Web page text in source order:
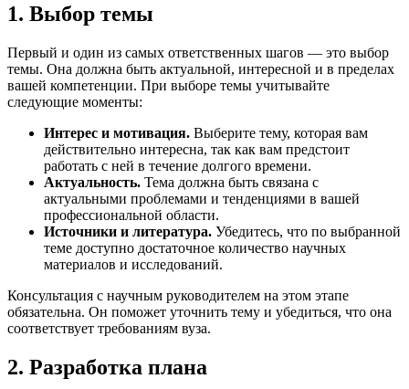
1. Выбор темы
Первый и один из самых ответственных шагов — это выбор
темы. Она должна быть актуальной, интересной и в пределах
вашей компетенции. При выборе темы учитывайте
следующие моменты:
Интерес и мотивация. Выберите тему, которая вам
действительно интересна, так как вам предстоит
работать с ней в течение долгого времени.
Актуальность. Тема должна быть связана с
актуальными проблемами и тенденциями в вашей
профессиональной области.
Источники и литература. Убедитесь, что по выбранной
теме доступно достаточное количество научных
материалов и исследований.
Консультация с научным руководителем на этом этапе
обязательна. Он поможет уточнить тему и убедиться, что она
соответствует требованиям вуза.
2. Разработка плана